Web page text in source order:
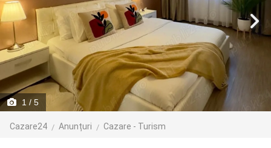
1 / 5
Cazare24 Anunțuri Cazare - Turism